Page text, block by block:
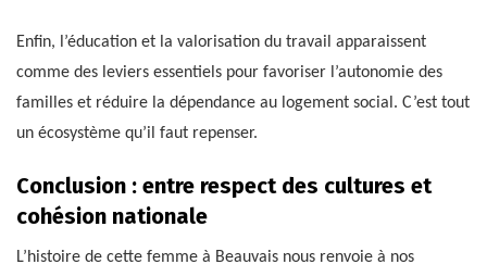
Enfin, l’éducation et la valorisation du travail apparaissent
comme des leviers essentiels pour favoriser l’autonomie des
familles et réduire la dépendance au logement social. C’est tout
un écosystème qu’il faut repenser.
Conclusion : entre respect des cultures et
cohésion nationale
L’histoire de cette femme à Beauvais nous renvoie à nos